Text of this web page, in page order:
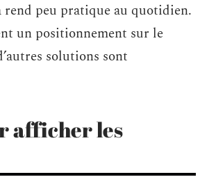
rend peu pratique au quotidien.
un positionnement sur le
solutions sont
afficher les